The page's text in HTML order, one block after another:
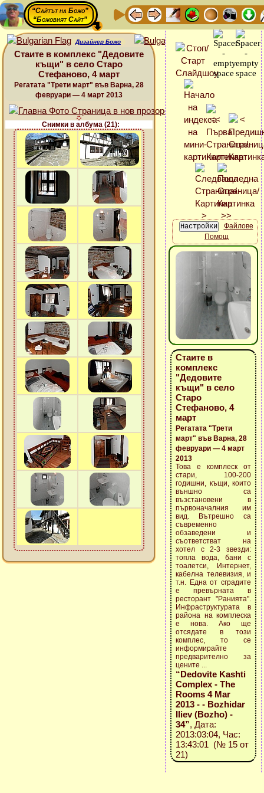
“Сайтът на Божо”
“Божовият Сайт”
Дизайнер Божо
Стаите в комплекс "Дедовите
къщи" в село Старо
Стефаново, 4 март
Регатата "Трети март" във Варна, 28
февруари — 4 март 2013
Снимки в албума (21):
Файлове
Помощ
Стаите в
комплекс
"Дедовите
къщи" в село
Старо
Стефаново, 4
март
Регатата "Трети
март" във Варна, 28
февруари — 4 март
2013
Това е комплеск от
стари, 100-200
годишни, къщи, които
външно са
възстановени в
първоначалния им
вид. Вътрешно са
съвременно
обзаведени и
съответстват на
хотел с 2-3 звезди:
топла вода, бани с
тоалетси, Интернет,
кабелна телевизия, и
т.н. Една от сградите
е превърната в
ресторант "Ранията".
Инфраструктурата в
района на комплеска
е нова. Ако ще
отсядате в този
комплес, то се
информирайте
предварително за
цените ...
“Dedovite Kashti
Complex - The
Rooms 4 Mar
2013 - - Bozhidar
Iliev (Bozho) -
34”, Дата:
2013:03:04, Час:
13:43:01 (№ 15 от
21)